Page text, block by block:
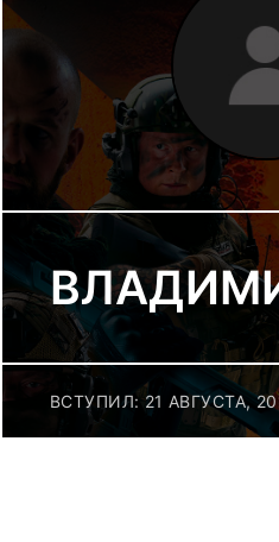
ВСТУПИЛ: 21 АВГУСТА,